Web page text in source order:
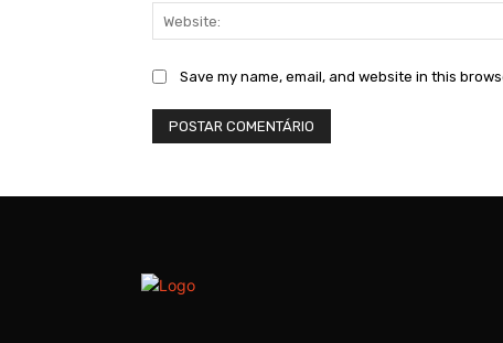
Save my name, email, and website in this